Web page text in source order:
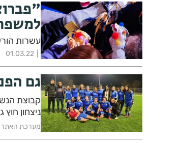
עשרות
01.03.22
גם
קבוצת
ניצחון
מערכת האתר